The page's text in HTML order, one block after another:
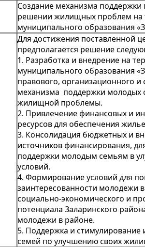
Создание механизма
решении жилищных проблем на
муниципального образования
Для достижения поставленной
предполагается решение
1. Разработка и внедрение на
муниципального образования
правового, организационного и
механизма поддержки молодых
жилищной проблемы.
2. Привлечение финансовых и
ресурсов для обеспечения
3. Консолидация бюджетных и
источников финансирования,
поддержки молодым семьям в
условий.
4. Формирование условий для
заинтересованности молодежи
социально-экономического и
потенциала Заларинского
молодежи в районе.
5. Поддержка и
семей по улучшению своих